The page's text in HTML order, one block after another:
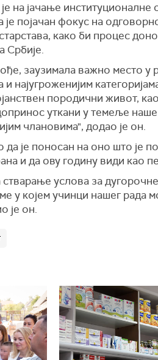
на јачање
је појачан фокус на
како би процес
Србије.
заузимала важно место
најугроженијим
породични живот,
уткани у темеље
члановима", додао је он.
да је поносан на оно што је
и да ову годину види као
услова за
у којем учинци нашег рада
је он.